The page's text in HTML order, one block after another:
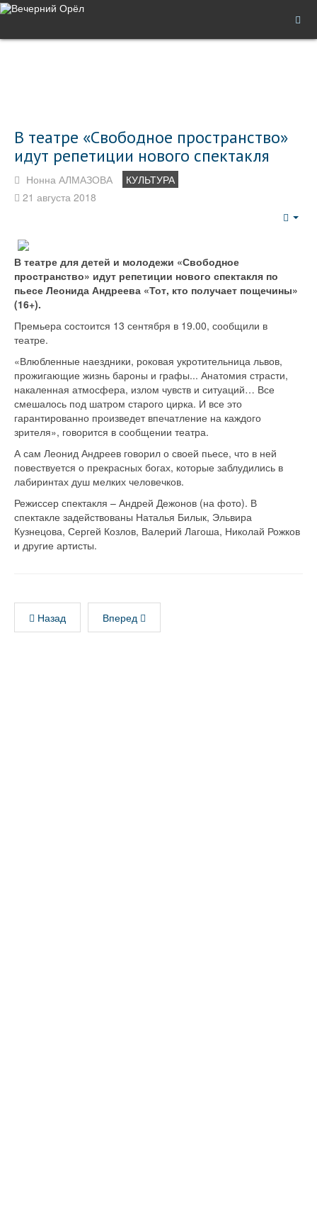
В театре «Свободное пространство»
идут репетиции нового спектакля
Нонна АЛМАЗОВА
КУЛЬТУРА
21 августа 2018
В театре для детей и молодежи «Свободное
пространство» идут репетиции нового спектакля по
пьесе Леонида Андреева «Тот, кто получает пощечины»
(16+).
Премьера состоится 13 сентября в 19.00, сообщили в
театре.
«Влюбленные наездники, роковая укротительница львов,
прожигающие жизнь бароны и графы... Анатомия страсти,
накаленная атмосфера, излом чувств и ситуаций… Все
смешалось под шатром старого цирка. И все это
гарантированно произведет впечатление на каждого
зрителя», говорится в сообщении театра.
А сам Леонид Андреев говорил о своей пьесе, что в ней
повествуется о прекрасных богах, которые заблудились в
лабиринтах душ мелких человечков.
Режиссер спектакля – Андрей Дежонов (на фото). В
спектакле задействованы Наталья Билык, Эльвира
Кузнецова, Сергей Козлов, Валерий Лагоша, Николай Рожков
и другие артисты.
Назад Вперед